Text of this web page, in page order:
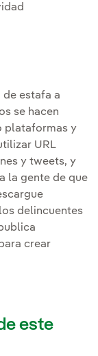
estafa a
se hacen
plataformas y
URL
y tweets, y
la gente de que
delincuentes
crear
este